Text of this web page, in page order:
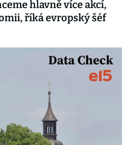
hlavně více akcí,
říká evropský šéf